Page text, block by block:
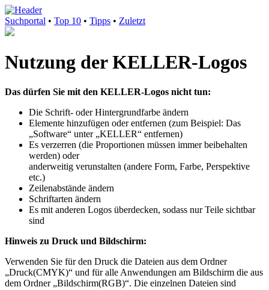
Suchportal • Top 10 • Tipps • Zuletzt
Nutzung der KELLER-Logos
Das dürfen Sie mit den KELLER-Logos nicht tun:
Die Schrift- oder Hintergrundfarbe ändern
Elemente hinzufügen oder entfernen (zum Beispiel: Das
„Software“ unter „KELLER“ entfernen)
Es verzerren (die Proportionen müssen immer beibehalten
werden) oder
anderweitig verunstalten (andere Form, Farbe, Perspektive
etc.)
Zeilenabstände ändern
Schriftarten ändern
Es mit anderen Logos überdecken, sodass nur Teile sichtbar
sind
Hinweis zu Druck und Bildschirm:
Verwenden Sie für den Druck die Dateien aus dem Ordner
„Druck(CMYK)“ und für alle Anwendungen am Bildschirm die aus
dem Ordner „Bildschirm(RGB)“. Die einzelnen Dateien sind